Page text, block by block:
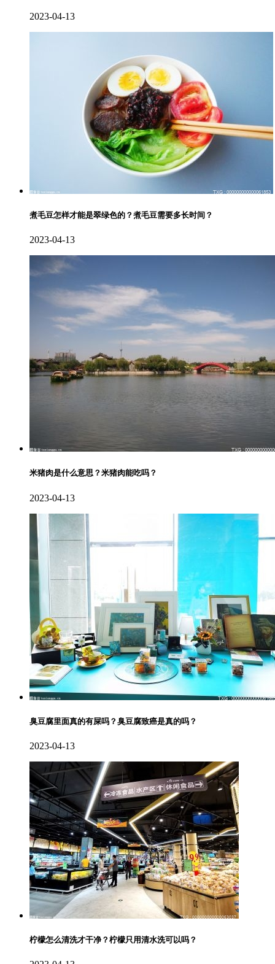
2023-04-13
煮毛豆怎样才能是翠绿色的？煮毛豆需要多长时间？
2023-04-13
米猪肉是什么意思？米猪肉能吃吗？
2023-04-13
臭豆腐里面真的有屎吗？臭豆腐致癌是真的吗？
2023-04-13
柠檬怎么清洗才干净？柠檬只用清水洗可以吗？